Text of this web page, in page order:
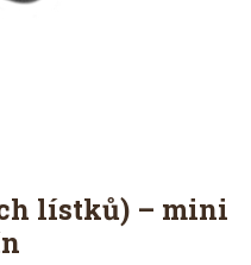
lístků) – mini